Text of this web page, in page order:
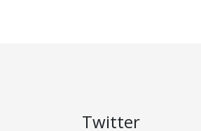
Twitter